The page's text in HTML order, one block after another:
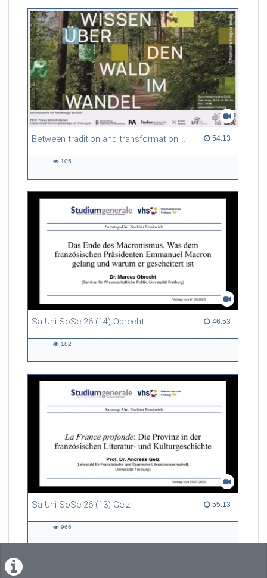
Between tradition and transformation: how owners, advisers and institutions co-create knowledge for resilient forests in Europe 54:13
54:13 duration
105
Sa-Uni SoSe 26 (14) Obrecht 46:53
46:53 duration
182
Sa-Uni SoSe 26 (13) Gelz 55:13
55:13 duration
966